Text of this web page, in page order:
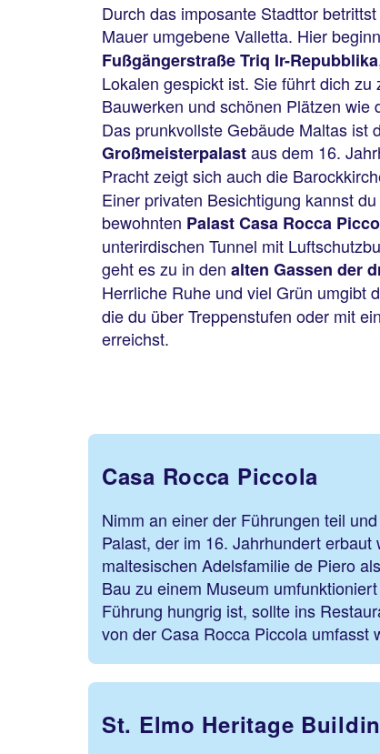
Durch das imposante Stadttor
Mauer umgebene Valletta. Hier
Fußgängerstraße Triq Ir-Repubblika
Lokalen gespickt ist. Sie führt dich zu
Bauwerken und schönen Plätzen wie
Das prunkvollste Gebäude Maltas ist
Großmeisterpalastaus dem 16.
Pracht zeigt sich auch die
Einer privaten Besichtigung kannst
bewohnten Palast Casa Rocca
unterirdischen Tunnel mit
geht es zu in den alten Gassen der
Herrliche Ruhe und viel Grün umgibt
die du über Treppenstufen oder mit
erreichst.
Casa Rocca Piccola
Nimm an einer der Führungen teil
Palast, der im 16. Jahrhundert erbaut
maltesischen Adelsfamilie de Piero
Bau zu einem Museum
Führung hungrig ist, sollte ins
von der Casa Rocca Piccola umfasst
St. Elmo Heritage